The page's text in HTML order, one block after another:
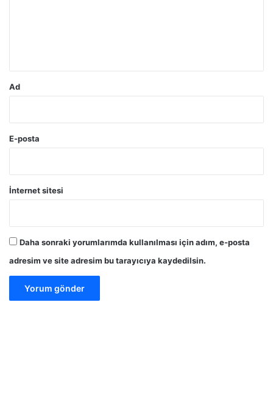
Ad
E-posta
İnternet sitesi
Daha sonraki yorumlarımda kullanılması için adım, e-posta
adresim ve site adresim bu tarayıcıya kaydedilsin.